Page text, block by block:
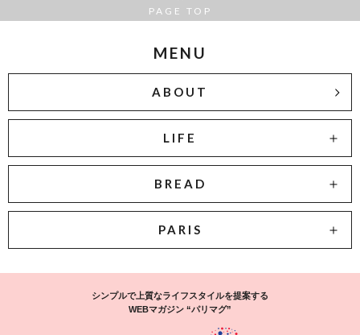
PAGE TOP
MENU
ABOUT
LIFE
BREAD
PARIS
シンプルで上質なライフスタイルを提案する
WEBマガジン “パリマグ”